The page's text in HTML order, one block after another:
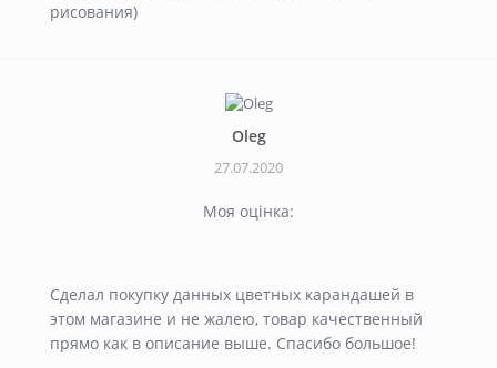
рисования)
Oleg
27.07.2020
Моя оцінка:
Сделал покупку данных цветных карандашей в
этом магазине и не жалею, товар качественный
прямо как в описание выше. Спасибо большое!